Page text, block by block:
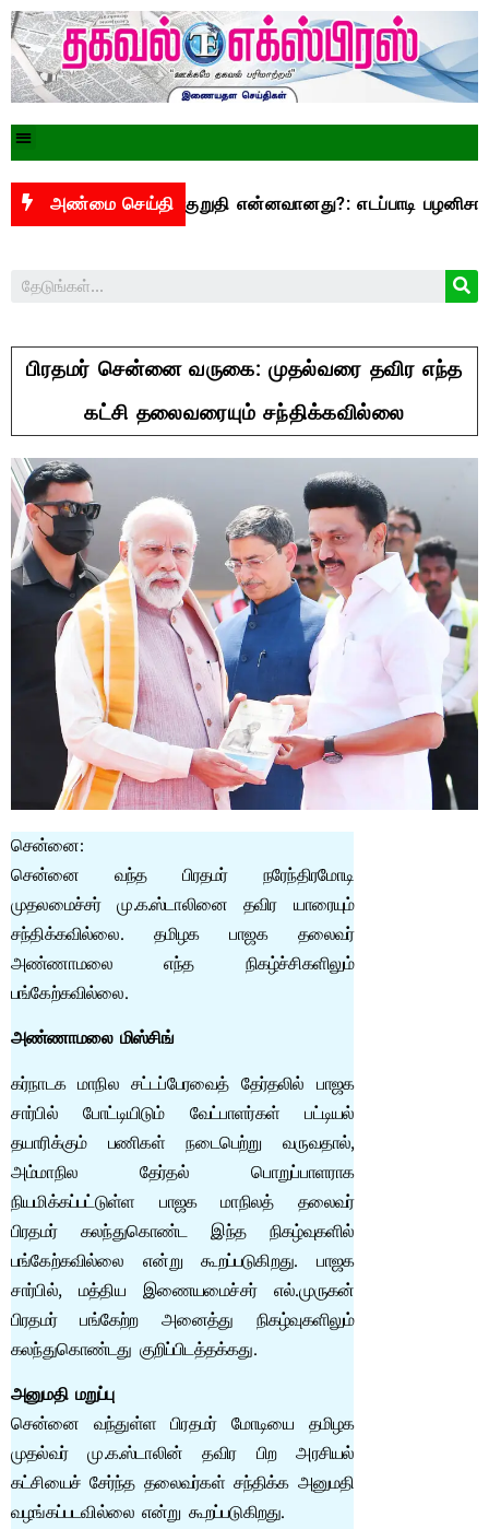
அண்மை செய்தி
என்ற வாக்குறுதி என்னவானது?: எடப்பாடி பழனிசாமி கேள்வி
பிரதமர் சென்னை வருகை: முதல்வரை தவிர எந்த
கட்சி தலைவரையும் சந்திக்கவில்லை
சென்னை:
சென்னை வந்த பிரதமர் நரேந்திரமோடி
முதலமைச்சர் மு.க.ஸ்டாலினை தவிர யாரையும்
சந்திக்கவில்லை. தமிழக பாஜக தலைவர்
அண்ணாமலை எந்த நிகழ்ச்சிகளிலும்
பங்கேற்கவில்லை.
அண்ணாமலை மிஸ்சிங்
கர்நாடக மாநில சட்டப்பேரவைத் தேர்தலில் பாஜக
சார்பில் போட்டியிடும் வேட்பாளர்கள் பட்டியல்
தயாரிக்கும் பணிகள் நடைபெற்று வருவதால்,
அம்மாநில தேர்தல் பொறுப்பாளராக
நியமிக்கப்பட்டுள்ள பாஜக மாநிலத் தலைவர்
பிரதமர் கலந்துகொண்ட இந்த நிகழ்வுகளில்
பங்கேற்கவில்லை என்று கூறப்படுகிறது. பாஜக
சார்பில், மத்திய இணையமைச்சர் எல்.முருகன்
பிரதமர் பங்கேற்ற அனைத்து நிகழ்வுகளிலும்
கலந்துகொண்டது குறிப்பிடத்தக்கது.
அனுமதி மறுப்பு
சென்னை வந்துள்ள பிரதமர் மோடியை தமிழக
முதல்வர் மு.க.ஸ்டாலின் தவிர பிற அரசியல்
கட்சியைச் சேர்ந்த தலைவர்கள் சந்திக்க அனுமதி
வழங்கப்படவில்லை என்று கூறப்படுகிறது.